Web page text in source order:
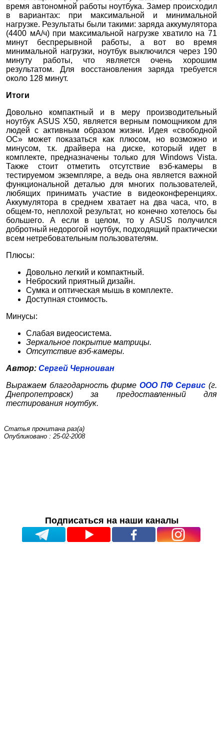
время автономной работы ноутбука. Замер происходил
в вариантах: при максимальной и минимальной
нагрузке. Результаты были такими: заряда аккумулятора
(4400 мА/ч) при максимальной нагрузке хватило на 71
минут беспрерывной работы, а вот во время
минимальной нагрузки, ноутбук выключился через 190
минуту работы, что является очень хорошим
результатом. Для восстановления заряда требуется
около 128 минут.
Итоги
Довольно компактный и в меру производительный
ноутбук ASUS X50, является верным помощником для
людей с активным образом жизни. Идея «свободной
ОС» может показаться как плюсом, но возможно и
минусом, т.к. драйвера на диске, который идет в
комплекте, предназначены только для Windows Vista.
Также стоит отметить отсутствие вэб-камеры в
тестируемом экземпляре, а ведь она является важной
функциональной деталью для многих пользователей,
любящих принимать участие в видеоконференциях.
Аккумулятора в среднем хватает на два часа, что, в
общем-то, неплохой результат, но конечно хотелось бы
большего. А если в целом, то у ASUS получился
добротный недорогой ноутбук, подходящий практически
всем нетребовательным пользователям.
Плюсы:
Довольно легкий и компактный.
Неброский приятный дизайн.
Сумка и оптическая мышь в комплекте.
Доступная стоимость.
Минусы:
Слабая видеосистема.
Зеркальное покрытие матрицы.
Отсутствие вэб-камеры.
Автор: Сергей Черноиван
Выражаем благодарность фирмеООО ПФ Сервис (г.
Днепропетровск) за предоставленный для
тестирования ноутбук.
Статья прочитана раз(а)
Опубликовано : 25-02-2008
Подписаться на наши каналы